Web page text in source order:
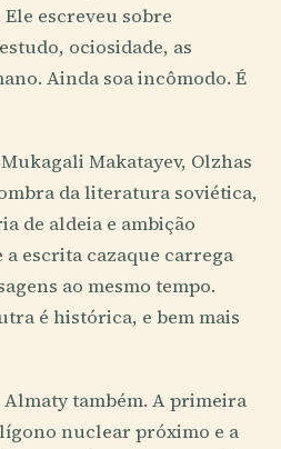
escreveu sobre
ociosidade, as
Ainda soa incômodo. É
Makatayev, Olzhas
da literatura soviética,
de aldeia e ambição
escrita cazaque carrega
ao mesmo tempo.
é histórica, e bem mais
Almaty também. A primeira
nuclear próximo e a